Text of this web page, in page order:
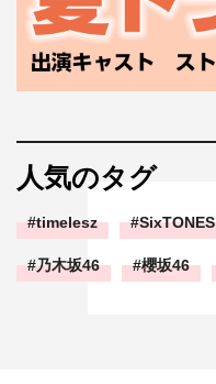
人気のタグ
timelesz SixTONES
乃木坂46 櫻坂46